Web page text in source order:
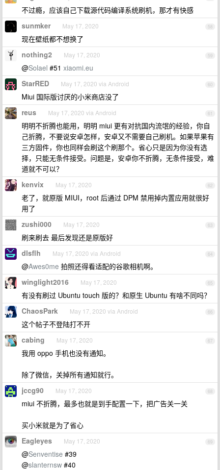
不过瘾，应该自己下载源代码编译系统刷机，那才有快感
58
sunmker May 17, 2020
现在壁纸都不想换了
59
nothing2 May 17, 2020
@Solael #51 xiaomi.eu
60
StarRED May 17, 2020 via Android
Miui 国际版讨厌的小米商店没了
61
reus May 17, 2020 via Android
明明不折腾也能用，明明 miui 更有对抗国内流氓的经验，你自
己折腾，不要说安卓怎样，安卓又不需要自己刷机。如果苹果有
三方固件，你也同样会刷这个刷那个。省心只是因为你没有选
择，只能无条件接受。问题是，安卓你不折腾，无条件接受，难
道就不可以？
62
kenvix May 17, 2020
老了，就原版 MIUI，root 后通过 DPM 禁用掉内置应用就很好
用了
63
zushi000 May 17, 2020
刷来刷去 最后发现还是原版好
64
dlsflh May 17, 2020 via Android
@Awes0me 拍照还得看适配的谷歌相机啊。
65
winglight2016 May 17, 2020
有没有刷过 Ubuntu touch 版的？和原生 Ubuntu 有啥不同吗？
66
ChaosPark May 17, 2020 via Android
这个帖子不登陆打不开
67
cabing May 17, 2020
我用 oppo 手机也没有通知。
除了微信，关掉所有通知就行。
68
jccg90 May 17, 2020
miui 不折腾，最多也就是到手配置一下，把广告关一关
买小米就是为了省心
69
Eagleyes May 17, 2020
@Senventise #39
@slanternsw #40